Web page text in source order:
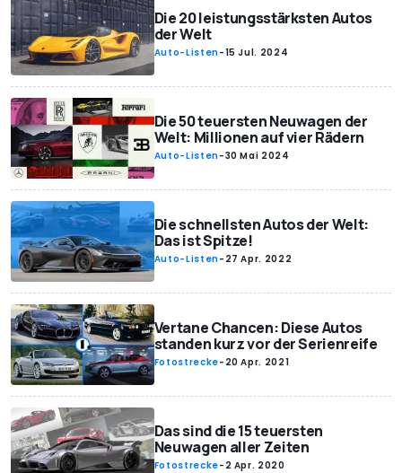
Die 20 leistungsstärksten Autos
der Welt
Auto-Listen-15 Jul. 2024
Die 50 teuersten Neuwagen der
Welt: Millionen auf vier Rädern
Auto-Listen-30 Mai 2024
Die schnellsten Autos der Welt:
Das ist Spitze!
Auto-Listen- 27 Apr. 2022
Vertane Chancen: Diese Autos
standen kurz vor der Serienreife
Fotostrecke- 20 Apr. 2021
Das sind die 15 teuersten
Neuwagen aller Zeiten
Fotostrecke- 2 Apr. 2020